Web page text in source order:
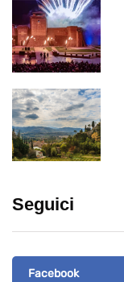
Seguici
Facebook